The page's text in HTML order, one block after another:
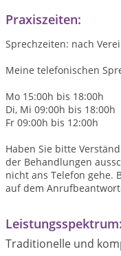
Praxiszeiten:
Sprechzeiten: nach
Meine telefonischen
Mo 15:00h bis 18:00h
Di, Mi 09:00h bis 18:00h
Fr 09:00h bis 12:00h
Haben Sie bitte
der Behandlungen
nicht ans Telefon gehe.
auf dem
Leistungsspektrum:
Traditionelle und